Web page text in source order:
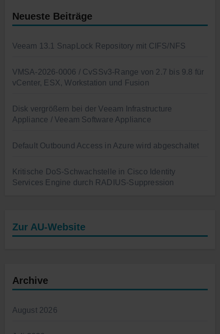
Neueste Beiträge
Veeam 13.1 SnapLock Repository mit CIFS/NFS
VMSA-2026-0006 / CvSSv3-Range von 2.7 bis 9.8 für
vCenter, ESX, Workstation und Fusion
Disk vergrößern bei der Veeam Infrastructure
Appliance / Veeam Software Appliance
Default Outbound Access in Azure wird abgeschaltet
Kritische DoS-Schwachstelle in Cisco Identity
Services Engine durch RADIUS-Suppression
Zur AU-Website
Archive
August 2026